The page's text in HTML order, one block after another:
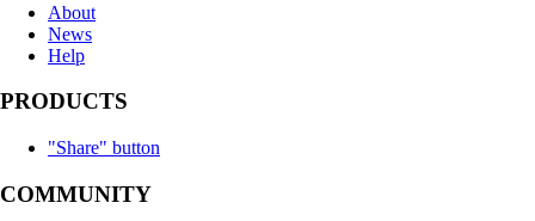
About
News
Help
PRODUCTS
"Share" button
COMMUNITY